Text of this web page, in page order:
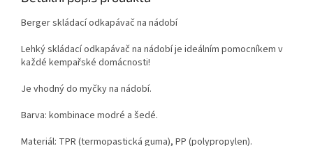
Berger skládací odkapávač na nádobí
Lehký skládací odkapávač na nádobí je ideálním pomocníkem v
každé kempařské domácnosti!
Je vhodný do myčky na nádobí.
Barva: kombinace modré a šedé.
Materiál: TPR (termopastická guma), PP (polypropylen).